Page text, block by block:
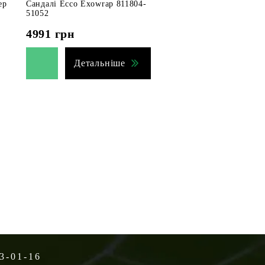
Сандалі Ecco Exowrap 811804-
51052
4991 грн
Детальніше
01-16